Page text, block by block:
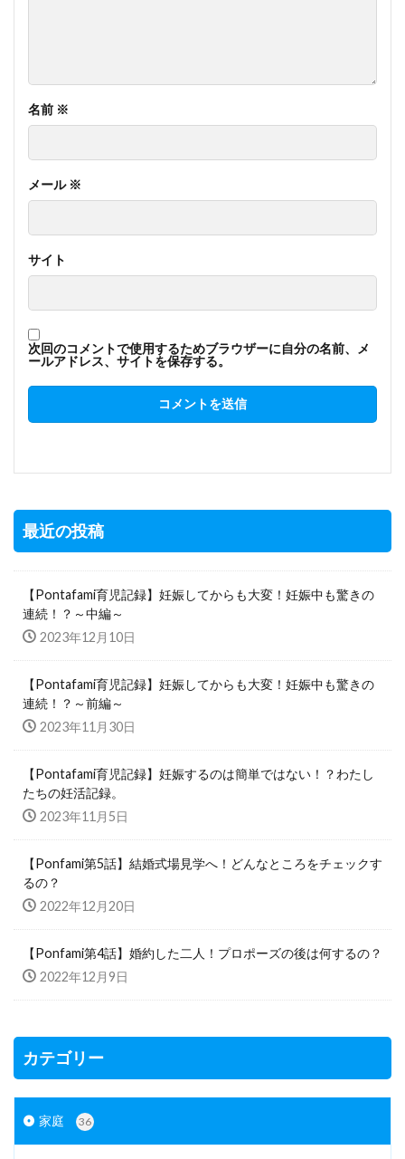
名前 ※
メール ※
サイト
次回のコメントで使用するためブラウザーに自分の名前、メ
ールアドレス、サイトを保存する。
最近の投稿
【Pontafami育児記録】妊娠してからも大変！妊娠中も驚きの
連続！？～中編～
2023年12月10日
【Pontafami育児記録】妊娠してからも大変！妊娠中も驚きの
連続！？～前編～
2023年11月30日
【Pontafami育児記録】妊娠するのは簡単ではない！？わたし
たちの妊活記録。
2023年11月5日
【Ponfami第5話】結婚式場見学へ！どんなところをチェックす
るの？
2022年12月20日
【Ponfami第4話】婚約した二人！プロポーズの後は何するの？
2022年12月9日
カテゴリー
家庭 36